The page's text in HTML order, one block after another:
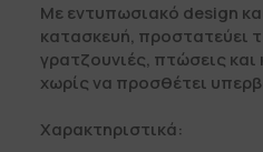
Με εντυπωσιακό design
κατασκευή, προστατεύει
γρατζουνιές, πτώσεις
χωρίς να προσθέτει
Χαρακτηριστικά: